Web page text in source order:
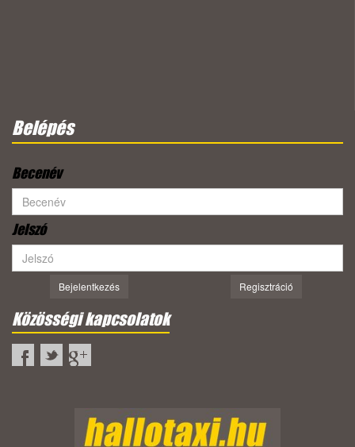
Belépés
Becenév
Jelszó
Bejelentkezés Regisztráció
Közösségi kapcsolatok